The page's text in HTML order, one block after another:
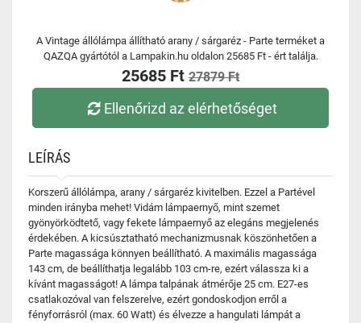
A Vintage állólámpa állítható arany / sárgaréz - Parte terméket a
QAZQA gyártótól a Lampakin.hu oldalon 25685 Ft - ért találja.
25685 Ft 27879 Ft
Ellenőrizd az elérhetőséget
LEÍRÁS
Korszerű állólámpa, arany / sárgaréz kivitelben. Ezzel a Partével
minden irányba mehet! Vidám lámpaernyő, mint szemet
gyönyörködtető, vagy fekete lámpaernyő az elegáns megjelenés
érdekében. A kicsúsztatható mechanizmusnak köszönhetően a
Parte magassága könnyen beállítható. A maximális magassága
143 cm, de beállíthatja legalább 103 cm-re, ezért válassza ki a
kívánt magasságot! A lámpa talpának átmérője 25 cm. E27-es
csatlakozóval van felszerelve, ezért gondoskodjon erről a
fényforrásról (max. 60 Watt) és élvezze a hangulati lámpát a